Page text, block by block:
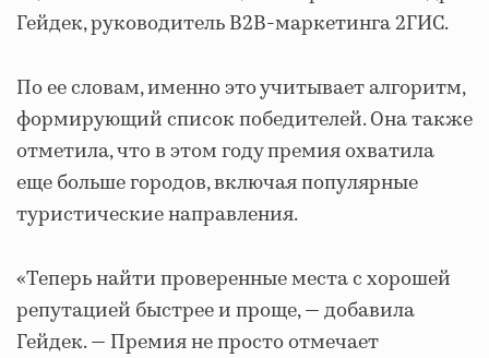
Гейдек, руководитель B2B-маркетинга 2ГИС.
По ее словам, именно это учитывает алгоритм,
формирующий список победителей. Она также
отметила, что в этом году премия охватила
еще больше городов, включая популярные
туристические направления.
«Теперь найти проверенные места с хорошей
репутацией быстрее и проще, — добавила
Гейдек. — Премия не просто отмечает